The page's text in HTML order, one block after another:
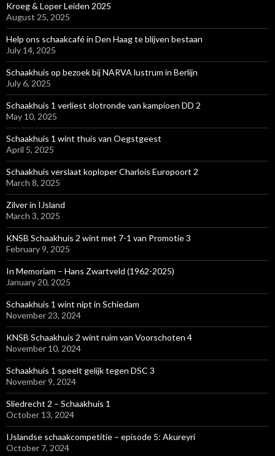
Kroeg & Loper Leiden 2025
August 25, 2025
Help ons schaakcafé in Den Haag te blijven bestaan
July 14, 2025
Schaakhuis op bezoek bij NARVA lustrum in Berlijn
July 6, 2025
Schaakhuis 1 verliest slotronde van kampioen DD 2
May 10, 2025
Schaakhuis 1 wint thuis van Oegstgeest
April 5, 2025
Schaakhuis verslaat koploper Charlois Europoort 2
March 8, 2025
Zilver in IJsland
March 3, 2025
KNSB Schaakhuis 2 wint met 7-1 van Promotie 3
February 9, 2025
In Memoriam – Hans Zwartveld (1962-2025)
January 20, 2025
Schaakhuis 1 wint nipt in Schiedam
November 23, 2024
KNSB Schaakhuis 2 wint ruim van Voorschoten 4
November 10, 2024
Schaakhuis 1 speelt gelijk tegen DSC 3
November 9, 2024
Sliedrecht 2 – Schaakhuis 1
October 13, 2024
IJslandse schaakcompetitie – episode 5: Akureyri
October 7, 2024